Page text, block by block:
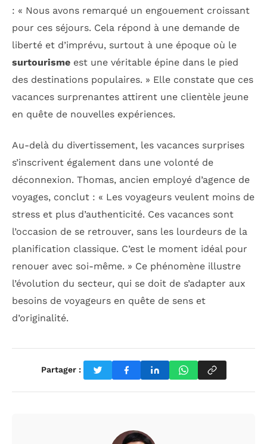
: « Nous avons remarqué un engouement croissant
pour ces séjours. Cela répond à une demande de
liberté et d’imprévu, surtout à une époque où le
surtourisme est une véritable épine dans le pied
des destinations populaires. » Elle constate que ces
vacances surprenantes attirent une clientèle jeune
en quête de nouvelles expériences.
Au-delà du divertissement, les vacances surprises
s’inscrivent également dans une volonté de
déconnexion. Thomas, ancien employé d’agence de
voyages, conclut : « Les voyageurs veulent moins de
stress et plus d’authenticité. Ces vacances sont
l’occasion de se retrouver, sans les lourdeurs de la
planification classique. C’est le moment idéal pour
renouer avec soi-même. » Ce phénomène illustre
l’évolution du secteur, qui se doit de s’adapter aux
besoins de voyageurs en quête de sens et
d’originalité.
Partager :